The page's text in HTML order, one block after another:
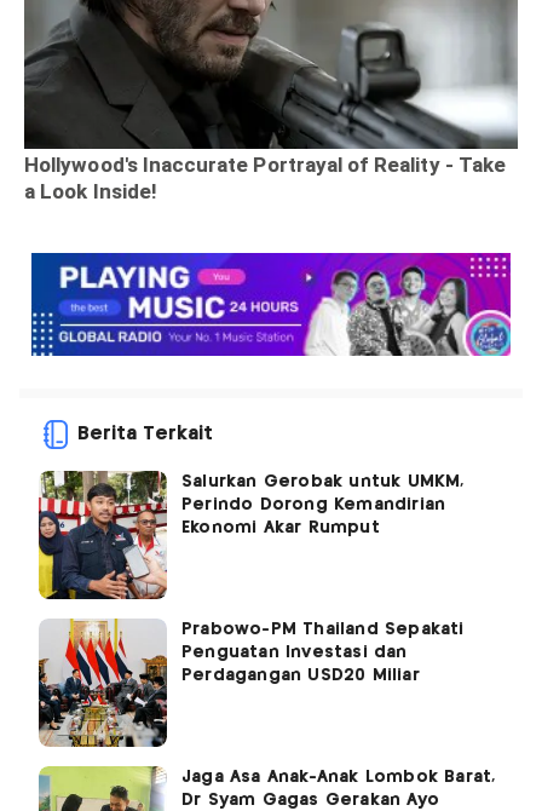
Berita Terkait
Salurkan Gerobak untuk UMKM,
Perindo Dorong Kemandirian
Ekonomi Akar Rumput
Prabowo-PM Thailand Sepakati
Penguatan Investasi dan
Perdagangan USD20 Miliar
Jaga Asa Anak-Anak Lombok Barat,
Dr Syam Gagas Gerakan Ayo